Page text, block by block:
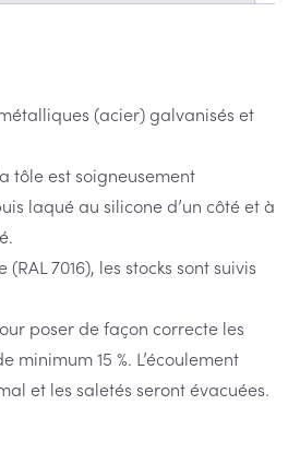
à
€
(acier) galvanisés et
tôle est soigneusement
laqué au silicone d’un côté et à
7016), les stocks sont suivis
poser de façon correcte les
minimum 15 %. L’écoulement
et les saletés seront évacuées.